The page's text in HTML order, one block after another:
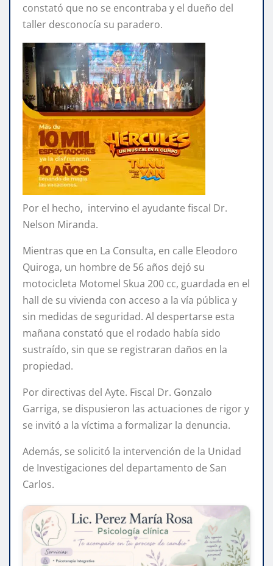
constató que no se encontraba y el dueño del
taller desconocía su paradero.
Por el hecho, intervino el ayudante fiscal Dr.
Nelson Miranda.
Mientras que en La Consulta, en calle Eleodoro
Quiroga, un hombre de 56 años dejó su
motocicleta Motomel Skua 200 cc, guardada en el
hall de su vivienda con acceso a la vía pública y
sin medidas de seguridad. Al despertarse esta
mañana constató que el rodado había sido
sustraído, sin que se registraran daños en la
propiedad.
Por directivas del Ayte. Fiscal Dr. Gonzalo
Garriga, se dispusieron las actuaciones de rigor y
se invitó a la víctima a formalizar la denuncia.
Además, se solicitó la intervención de la Unidad
de Investigaciones del departamento de San
Carlos.